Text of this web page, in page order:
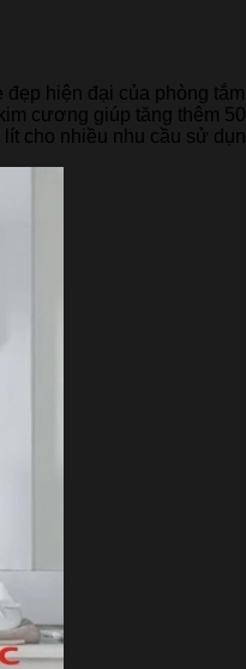
đẹp hiện đại của phòng
cương giúp tăng thêm
cho nhiều nhu cầu sử